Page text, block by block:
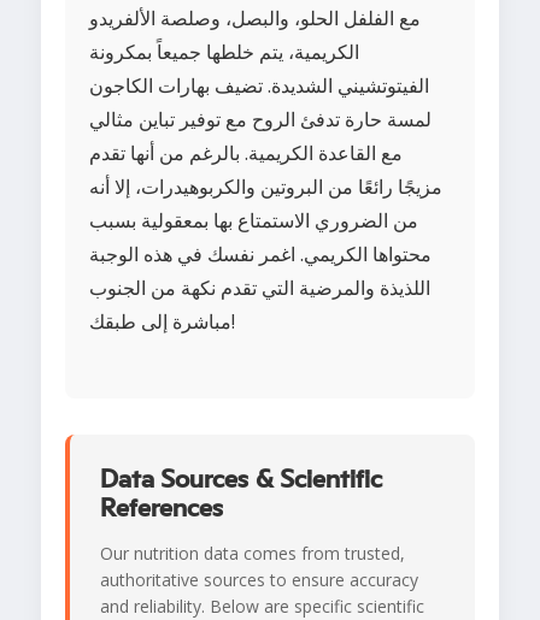
مع الفلفل الحلو، والبصل، وصلصة الألفريدو
الكريمية، يتم خلطها جميعاً بمكرونة
الفيتوتشيني الشديدة. تضيف بهارات الكاجون
لمسة حارة تدفئ الروح مع توفير تباين مثالي
مع القاعدة الكريمية. بالرغم من أنها تقدم
مزيجًا رائعًا من البروتين والكربوهيدرات، إلا أنه
من الضروري الاستمتاع بها بمعقولية بسبب
محتواها الكريمي. اغمر نفسك في هذه الوجبة
اللذيذة والمرضية التي تقدم نكهة من الجنوب
مباشرة إلى طبقك!
Data Sources & Scientific
References
Our nutrition data comes from trusted,
authoritative sources to ensure accuracy
and reliability. Below are specific scientific